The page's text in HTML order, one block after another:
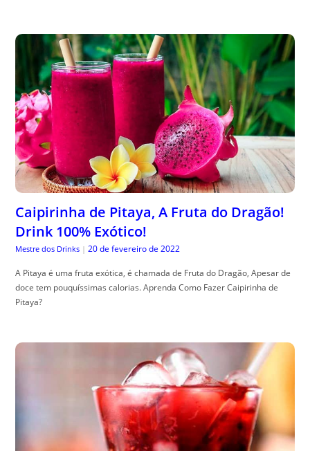
Caipirinha de Pitaya, A Fruta do Dragão!
Drink 100% Exótico!
Mestre dos Drinks | 20 de fevereiro de 2022
A Pitaya é uma fruta exótica, é chamada de Fruta do Dragão, Apesar de
doce tem pouquíssimas calorias. Aprenda Como Fazer Caipirinha de
Pitaya?